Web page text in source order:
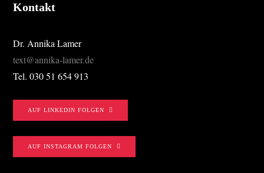
Kontakt
Dr. Annika Lamer
text@annika-lamer.de
Tel. 030 51 654 913
AUF LINKEDIN FOLGEN
AUF INSTAGRAM FOLGEN